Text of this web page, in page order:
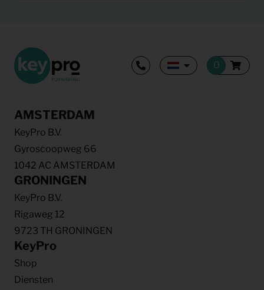
AMSTERDAM
KeyPro B.V.
Gyroscoopweg 66
1042 AC AMSTERDAM
GRONINGEN
KeyPro B.V.
Rigaweg 12
9723 TH GRONINGEN
KeyPro
Shop
Diensten